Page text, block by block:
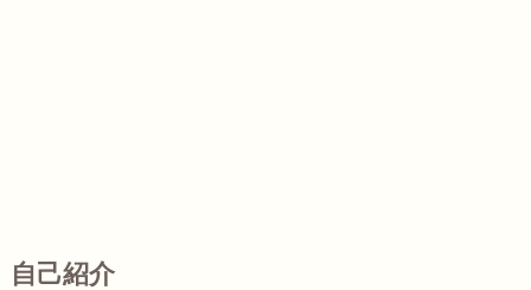
自己紹介